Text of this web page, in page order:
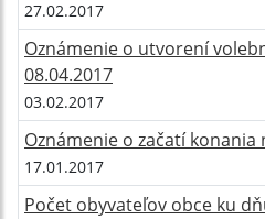
27.02.2017
Oznámenie o utvorení
08.04.2017
03.02.2017
Oznámenie o začatí
17.01.2017
Počet obyvateľov obce ku